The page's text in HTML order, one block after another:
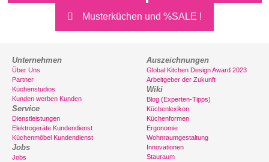
Musterküchen und %SALE !
Unternehmen
Über Uns
Partner
Küchenstudios
Kunden werben Kunden
Service
Dienstleistungen
Elektrogeräte Kundendienst
Küchenmöbel Kundendienst
Jobs
Jobs
Auszeichnungen
Global Kitchen Design Award 2023
Arbeitgeber der Zukunft
Wiki
Blog (Experten-Tipps)
Küchenlexikon
Küchenformen
Ergonomie
Wohnraumgestaltung
Innovationen
Stauraum